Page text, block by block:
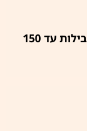
מבוכה לסמוטריץ׳: הפטור ממס על חבילות עד 150